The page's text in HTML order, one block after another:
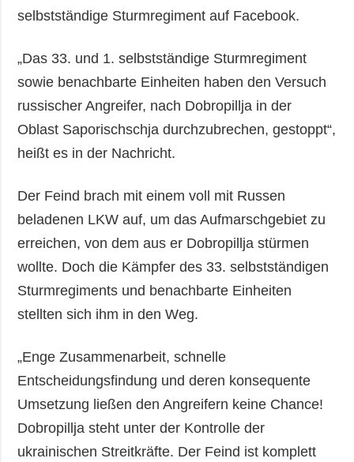
selbstständige Sturmregiment auf Facebook.
„Das 33. und 1. selbstständige Sturmregiment
sowie benachbarte Einheiten haben den Versuch
russischer Angreifer, nach Dobropillja in der
Oblast Saporischschja durchzubrechen, gestoppt“,
heißt es in der Nachricht.
Der Feind brach mit einem voll mit Russen
beladenen LKW auf, um das Aufmarschgebiet zu
erreichen, von dem aus er Dobropillja stürmen
wollte. Doch die Kämpfer des 33. selbstständigen
Sturmregiments und benachbarte Einheiten
stellten sich ihm in den Weg.
„Enge Zusammenarbeit, schnelle
Entscheidungsfindung und deren konsequente
Umsetzung ließen den Angreifern keine Chance!
Dobropillja steht unter der Kontrolle der
ukrainischen Streitkräfte. Der Feind ist komplett